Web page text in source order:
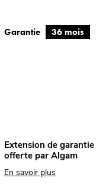
Garantie 36 mois
Extension de garantie
offerte par Algam
En savoir plus